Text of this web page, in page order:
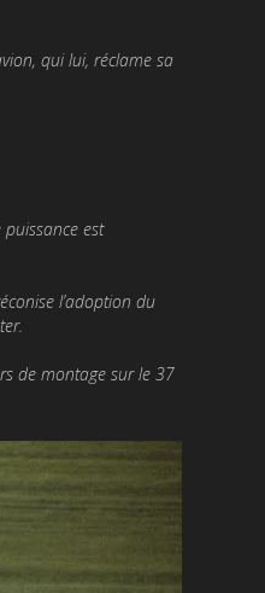
qui lui, réclame sa
est
l’adoption du
de montage sur le 37